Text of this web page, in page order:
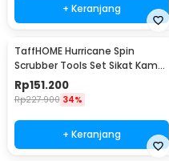
+ Keranjang
TaffHOME Hurricane Spin
Scrubber Tools Set Sikat Kamar
Mandi Elektrik - WQ8111
Rp151.200
Rp227.900 34%
+ Keranjang